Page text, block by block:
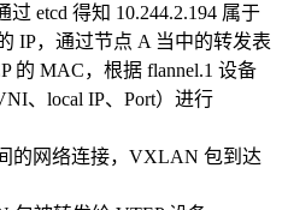
etcd 得知 10.244.2.194 属于
IP，通过节点 A 当中的转发表
的 MAC，根据 flannel.1 设备
、local IP、Port）进行
的网络连接，VXLAN 包到达